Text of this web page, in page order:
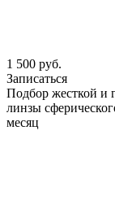
1 500 руб.
Записаться
Подбор жесткой и
линзы
месяц